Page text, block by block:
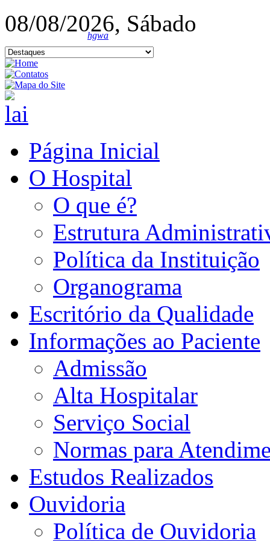
08/08/2026, Sábado
hgwa
Página Inicial
O Hospital
O que é?
Estrutura
Política da Instituição
Organograma
Escritório da Qualidade
Informações ao Paciente
Admissão
Alta Hospitalar
Serviço Social
Normas para
Estudos Realizados
Ouvidoria
Política de Ouvidoria